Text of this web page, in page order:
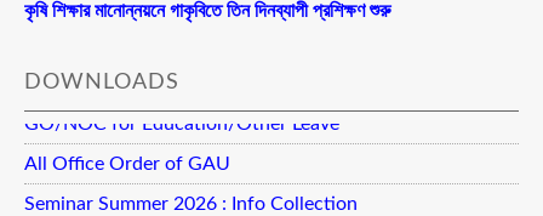
কৃষি শিক্ষার মানোন্নয়নে গাকৃবিতে তিন দিনব্যাপী প্রশিক্ষণ শুরু
DOWNLOADS
GO/NOC for Education/Other Leave
All Office Order of GAU
Seminar Summer 2026 : Info Collection